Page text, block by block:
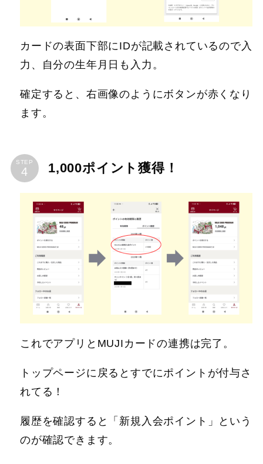
カードの表面下部にIDが記載されているので入
力、自分の生年月日も入力。
確定すると、右画像のようにボタンが赤くなり
ます。
STEP 1,000ポイント獲得！
これでアプリとMUJIカードの連携は完了。
トップページに戻るとすでにポイントが付与さ
れてる！
履歴を確認すると「新規入会ポイント」という
のが確認できます。